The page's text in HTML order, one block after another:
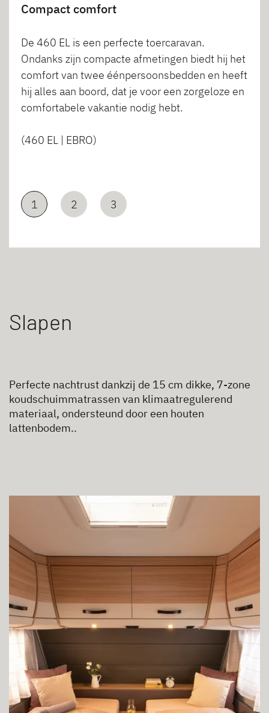
Compact comfort
De 460 EL is een perfecte toercaravan.
Ondanks zijn compacte afmetingen biedt hij het
comfort van twee éénpersoonsbedden en heeft
hij alles aan boord, dat je voor een zorgeloze en
comfortabele vakantie nodig hebt.
(460 EL | EBRO)
1 2 3
Slapen
Perfecte nachtrust dankzij de 15 cm dikke, 7-zone
koudschuimmatrassen van klimaatregulerend
materiaal, ondersteund door een houten
lattenbodem..